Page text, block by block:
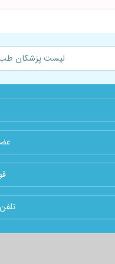
لیست پزشکان طب